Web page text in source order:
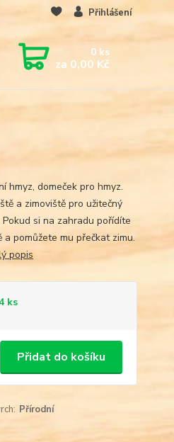
Přihlášení
0 ks
za 0,00 Kč
hmyz, domeček pro hmyz.
a zimoviště pro užitečný
si na zahradu pořídíte
pomůžete mu přečkat zimu.
popis
ks
Přidat do košíku
Přírodní